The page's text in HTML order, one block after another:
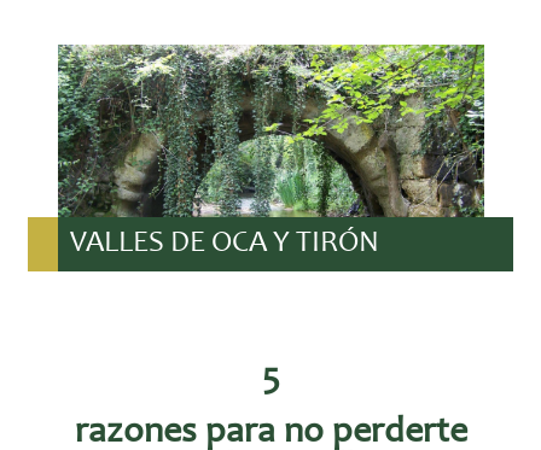
VALLES DE OCA Y TIRÓN
5
razones para no perderte